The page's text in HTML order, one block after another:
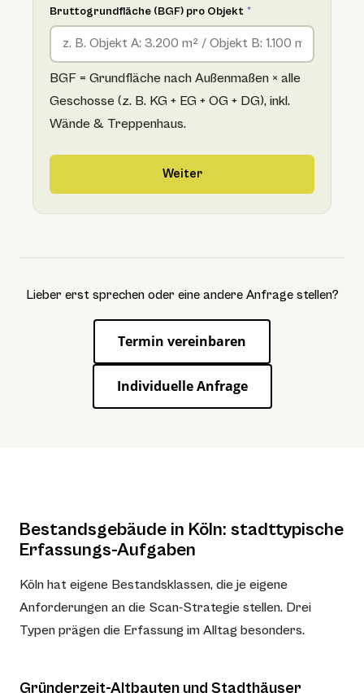
Bruttogrundfläche (BGF) pro Objekt *
BGF = Grundfläche nach Außenmaßen × alle
Geschosse (z. B. KG + EG + OG + DG), inkl.
Wände & Treppenhaus.
Weiter
Lieber erst sprechen oder eine andere Anfrage stellen?
Termin vereinbaren
Individuelle Anfrage
Bestandsgebäude in Köln: stadttypische
Erfassungs-Aufgaben
Köln hat eigene Bestandsklassen, die je eigene
Anforderungen an die Scan-Strategie stellen. Drei
Typen prägen die Erfassung im Alltag besonders.
Gründerzeit-Altbauten und Stadthäuser